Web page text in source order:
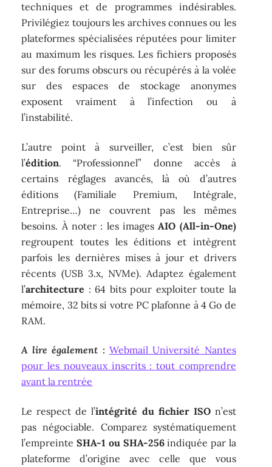
techniques et de programmes indésirables.
Privilégiez toujours les archives connues ou les
plateformes spécialisées réputées pour limiter
au maximum les risques. Les fichiers proposés
sur des forums obscurs ou récupérés à la volée
sur des espaces de stockage anonymes
exposent vraiment à l’infection ou à
l’instabilité.
L’autre point à surveiller, c’est bien sûr
l’édition. “Professionnel” donne accès à
certains réglages avancés, là où d’autres
éditions (Familiale Premium, Intégrale,
Entreprise…) ne couvrent pas les mêmes
besoins. À noter : les imagesAIO (All-in-One)
regroupent toutes les éditions et intègrent
parfois les dernières mises à jour et drivers
récents (USB 3.x, NVMe). Adaptez également
l’architecture : 64 bits pour exploiter toute la
mémoire, 32 bits si votre PC plafonne à 4 Go de
RAM.
A lire également : Webmail Université Nantes
pour les nouveaux inscrits : tout comprendre
avant la rentrée
Le respect de l’intégrité du fichier ISOn’est
pas négociable. Comparez systématiquement
l’empreinteSHA-1 ou SHA-256indiquée par la
plateforme d’origine avec celle que vous